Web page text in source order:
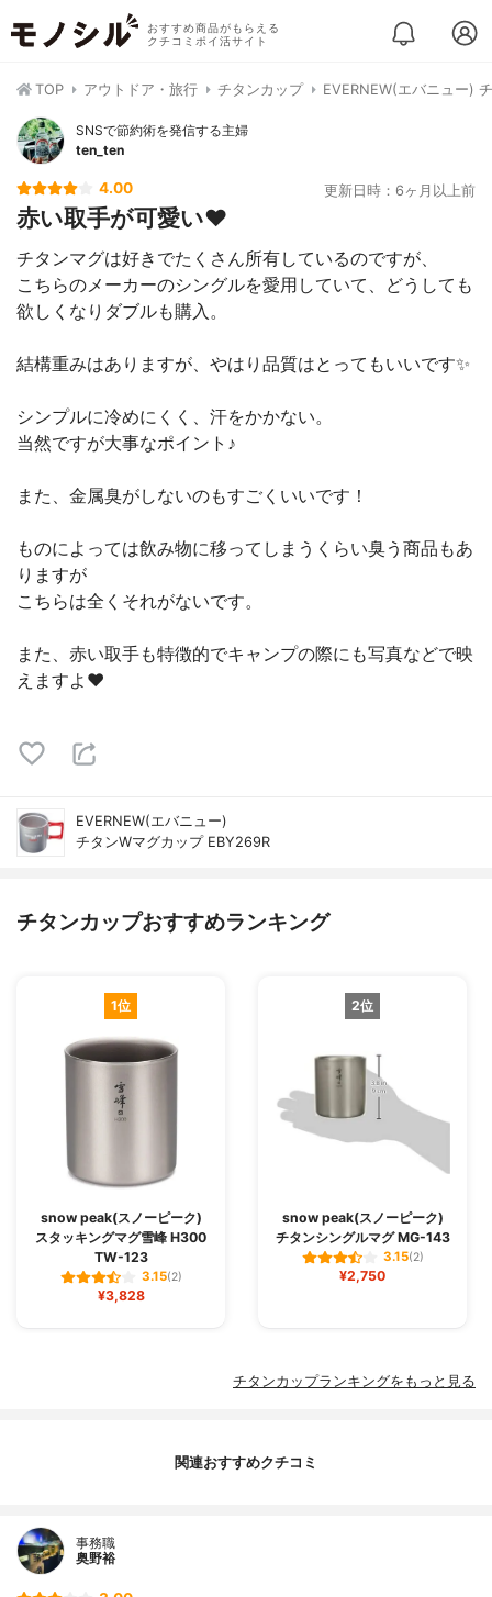
おすすめ商品がもらえる
クチコミポイ活サイト
TOP アウトドア・旅行 チタンカップ EVERNEW(エバニュー)
SNSで節約術を発信する主婦
ten_ten
4.00 更新日時：6ヶ月以上前
赤い取手が可愛い❤️
チタンマグは好きでたくさん所有しているのですが、
こちらのメーカーのシングルを愛用していて、どうしても
欲しくなりダブルも購入。
結構重みはありますが、やはり品質はとってもいいです✨
シンプルに冷めにくく、汗をかかない。
当然ですが大事なポイント♪
また、金属臭がしないのもすごくいいです！
ものによっては飲み物に移ってしまうくらい臭う商品もあ
りますが
こちらは全くそれがないです。
また、赤い取手も特徴的でキャンプの際にも写真などで映
えますよ❤️
EVERNEW(エバニュー)
チタンWマグカップ EBY269R
チタンカップおすすめランキング
1位
snow peak(スノーピーク)
スタッキングマグ雪峰 H300
TW-123
3.15(2)
¥3,828
2位
snow peak(スノーピーク)
チタンシングルマグ MG-143
3.15(2)
¥2,750
チタンカップランキングをもっと見る
関連おすすめクチコミ
事務職
奥野裕